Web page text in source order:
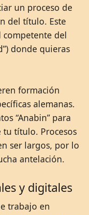
un proceso de
del título. Este
del
donde quieras
formación
alemanas.
“Anabin” para
título. Procesos
ser largos, por lo
antelación.
y digitales
trabajo en